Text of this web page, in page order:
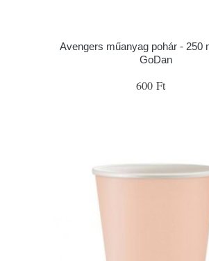
Avengers műanyag pohár - 250
GoDan
600 Ft